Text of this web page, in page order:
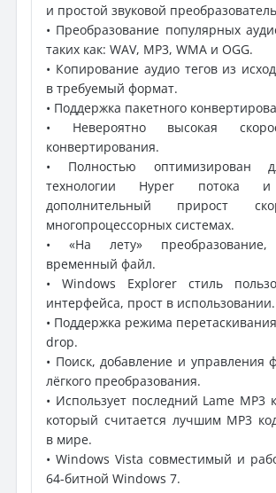
и простой звуковой
• Преобразование популярных
таких как: WAV, MP3, WMA и OGG.
• Копирование аудио тегов из
в требуемый формат.
• Поддержка пакетного
• Невероятно высокая
конвертирования.
• Полностью оптимизирован
технологии Hyper потока и
дополнительный прирост
многопроцессорных системах.
• «На лету» преобразование,
временный файл.
• Windows Explorer стиль
интерфейса, прост в использовании.
• Поддержка режима
drop.
• Поиск, добавление и управления
лёгкого преобразования.
• Использует последний Lame MP3
который считается лучшим MP3
в мире.
• Windows Vista совместимый и
64-битной Windows 7.